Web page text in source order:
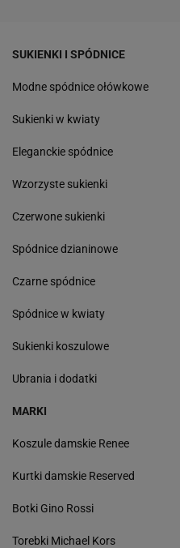
SUKIENKI I SPÓDNICE
Modne spódnice ołówkowe
Sukienki w kwiaty
Eleganckie spódnice
Wzorzyste sukienki
Czerwone sukienki
Spódnice dzianinowe
Czarne spódnice
Spódnice w kwiaty
Sukienki koszulowe
Ubrania i dodatki
MARKI
Koszule damskie Renee
Kurtki damskie Reserved
Botki Gino Rossi
Torebki Michael Kors